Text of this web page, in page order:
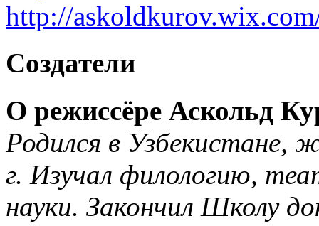
http://
Создатели
О режиссёре Аскольд
Родился в Узбекистане,
г. Изучал филологию,
науки. Закончил Школу